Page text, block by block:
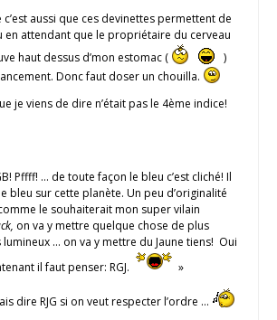
aussi que ces devinettes permettent de
en attendant que le propriétaire du cerveau
haut dessus d’mon estomac (
)
Donc faut doser un chouilla.
je viens de dire n’était pas le 4ème indice!
Pffff! … de toute façon le bleu c’est cliché! Il
bleu sur cette planète. Un peu d’originalité
le souhaiterait mon super vilain
on va y mettre quelque chose de plus
… on va y mettre du Jaune tiens! Oui
il faut penser: RGJ.
»
dire RJG si on veut respecter l’ordre …